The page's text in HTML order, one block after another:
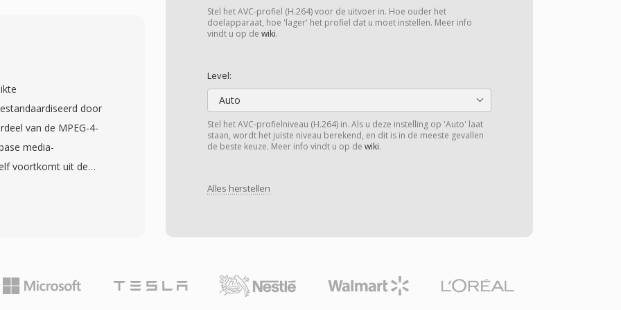
Stel het AVC-profiel (H.264) voor de uitvoer in. Hoe ouder het
doelapparaat, hoe 'lager' het profiel dat u moet instellen. Meer info
vindt u op de wiki.
Level:
Auto
Stel het AVC-profielniveau (H.264) in. Als u deze instelling op 'Auto' laat
staan, wordt het juiste niveau berekend, en dit is in de meeste gevallen
de beste keuze. Meer info vindt u op de wiki.
Alles herstellen
metadataframework
en technische
Value (KLV)
de content mee door
wordt
ingest, bewerking,
door
van de MPEG-4-
media-
voortkomt uit de
hierarchische
functies als
en adaptieve